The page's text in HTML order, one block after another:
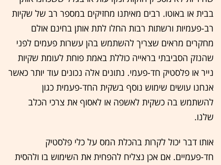
בבית או באוטו. רבים מאיתנו מחזיקים במספר רב של שקיות
רב-פעמיות ורשתות רבות החלו לתת אותן בחינם אולם
מחקרים מראים שצריך להשתמש בהן עשרות פעמים לפני
שהנזק הסביבתי בראייה כוללת באמת פוחת לעומת שקיות
נייר או פלסטיק חד-פעמי. נתונים אלה נכונים עוד יותר כאשר
אנחנו עושים שימוש נוסף בשקית החד-פעמית כגון
להשתמש בה כשקית לאשפה או לאסוף את צרכי הכלב
שלנו.
אותו דבר יכול לקרות בהכלת המס על כלי פלסטיק
חד-פעמיים. אם אכן נצליח להפחית את השימוש בו ולהסית